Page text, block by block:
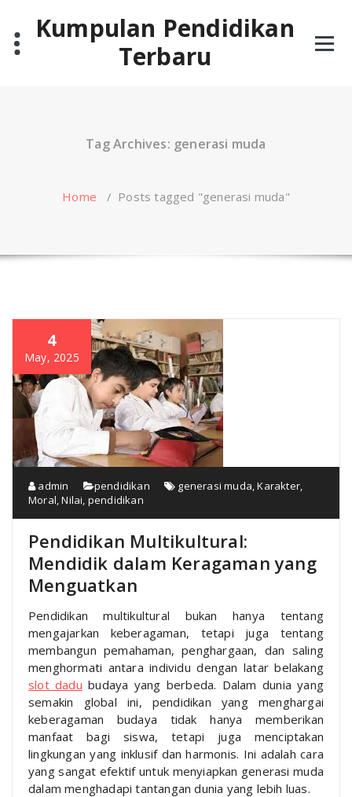
contentKumpulan Pendidikan
Terbaru
Tag Archives: generasi muda
Home / Posts tagged "generasi muda"
4
May, 2025
admin pendidikan generasi muda ,Karakter
Moral ,Nilai pendidikan
Pendidikan Multikultural:
Mendidik dalam Keragaman yang
Menguatkan
Pendidikan multikultural bukan hanya tentang
mengajarkan keberagaman, tetapi juga tentang
membangun pemahaman, penghargaan, dan saling
menghormati antara individu dengan latar belakang
slot dadu budaya yang berbeda. Dalam dunia yang
semakin global ini, pendidikan yang menghargai
keberagaman budaya tidak hanya memberikan
manfaat bagi siswa, tetapi juga menciptakan
lingkungan yang inklusif dan harmonis. Ini adalah cara
yang sangat efektif untuk menyiapkan generasi muda
dalam menghadapi tantangan dunia yang lebih luas.